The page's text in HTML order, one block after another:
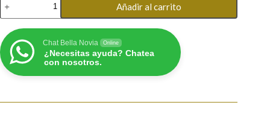
tipo
Smoking
cantidad
Añadir al carrito
Chat Bella Novia Online
¿Necesitas ayuda? Chatea
con nosotros.